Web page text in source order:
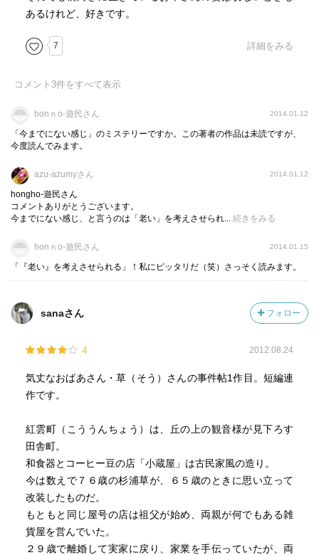
あるけれど、好きです。
7 詳細をみる
コメント 3件をすべて表示
honｎo-遊民さん 2014.01.12
「今までにない感じ」のミステリーですか。この著者の作品は未読ですが、
今度読んでみます。
azu-azumyさん 2014.01.12
hongho-遊民さん
コメントありがとうございます。
今までにない感じ、と言うのは「老い」を考えさせられ... 続きをみる
honｎo-遊民さん 2014.01.15
「『老い』を考えさせられる」！私にピッタリだ（笑）さっそく読みます。
sanaさん フォロー
4 2012.08.24
気丈なおばあさん・草（そう）さんの事件帖1作目。短編連
作です。
紅雲町（こううんちょう）は、丘の上の観音様が見下ろす
田舎町。
和食器とコーヒー豆の店「小蔵屋」は古民家風の造り。
今は数えで７６歳の杉浦草が、６５歳のときに思い立って
改装したものだ。
もともと同じ屋号の店は祖父が始め、両親が何でもある雑
貨屋を営んでいた。
２９歳で離婚して実家に戻り、家業を手伝っていたが、両